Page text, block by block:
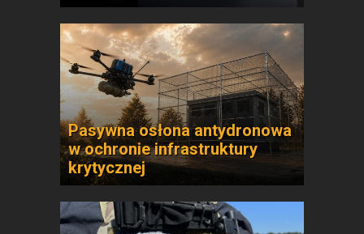
Pasywna osłona antydronowa
w ochronie infrastruktury
krytycznej